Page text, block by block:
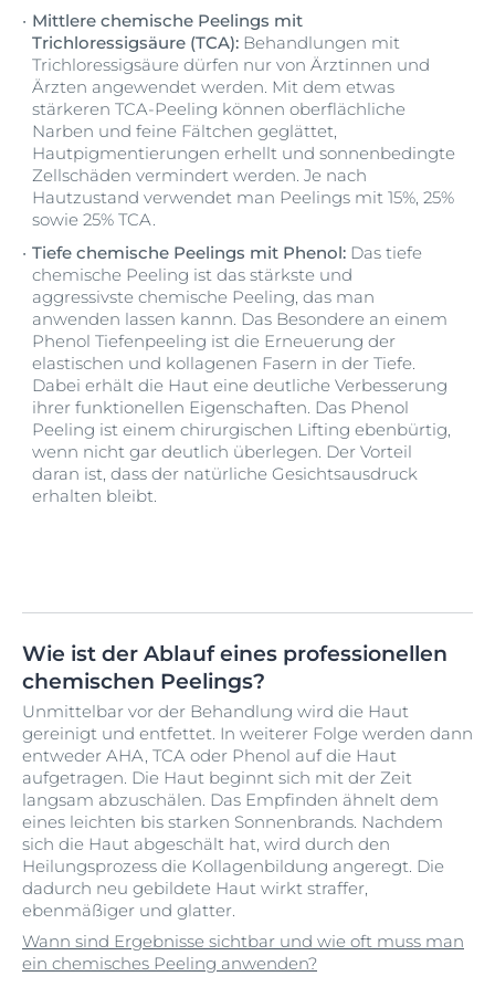
Mittlere chemische Peelings mit
Trichloressigsäure (TCA): Behandlungen mit
Trichloressigsäure dürfen nur von Ärztinnen und
Ärzten angewendet werden. Mit dem etwas
stärkeren TCA-Peeling können oberflächliche
Narben und feine Fältchen geglättet,
Hautpigmentierungen erhellt und sonnenbedingte
Zellschäden vermindert werden. Je nach
Hautzustand verwendet man Peelings mit 15%, 25%
sowie 25% TCA.
Tiefe chemische Peelings mit Phenol: Das tiefe
chemische Peeling ist das stärkste und
aggressivste chemische Peeling, das man
anwenden lassen kannn. Das Besondere an einem
Phenol Tiefenpeeling ist die Erneuerung der
elastischen und kollagenen Fasern in der Tiefe.
Dabei erhält die Haut eine deutliche Verbesserung
ihrer funktionellen Eigenschaften. Das Phenol
Peeling ist einem chirurgischen Lifting ebenbürtig,
wenn nicht gar deutlich überlegen. Der Vorteil
daran ist, dass der natürliche Gesichtsausdruck
erhalten bleibt.
Wie ist der Ablauf eines professionellen
chemischen Peelings?
Unmittelbar vor der Behandlung wird die Haut
gereinigt und entfettet. In weiterer Folge werden dann
entweder AHA, TCA oder Phenol auf die Haut
aufgetragen. Die Haut beginnt sich mit der Zeit
langsam abzuschälen. Das Empfinden ähnelt dem
eines leichten bis starken Sonnenbrands. Nachdem
sich die Haut abgeschält hat, wird durch den
Heilungsprozess die Kollagenbildung angeregt. Die
dadurch neu gebildete Haut wirkt straffer,
ebenmäßiger und glatter.
Wann sind Ergebnisse sichtbar und wie oft muss man
ein chemisches Peeling anwenden?